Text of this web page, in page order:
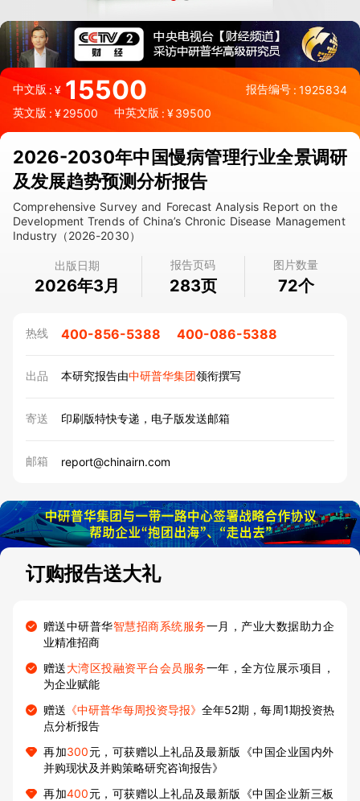
中文版:¥ 15500 报告编号 : 1925834
英文版 : ¥29500 中英文版 : ¥39500
2026-2030年中国慢病管理行业全景调研
及发展趋势预测分析报告
Comprehensive Survey and Forecast Analysis Report on the
Development Trends of China’s Chronic Disease Management
Industry（2026-2030）
出版日期
2026年3月
报告页码
283页
图片数量
72个
热线 400-856-5388 400-086-5388
出品 本研究报告由中研普华集团领衔撰写
寄送 印刷版特快专递，电子版发送邮箱
邮箱 report@chinairn.com
订购报告送大礼
赠送中研普华智慧招商系统服务一月，产业大数据助力企
业精准招商
赠送大湾区投融资平台会员服务一年，全方位展示项目，
为企业赋能
赠送 《中研普华每周投资导报》全年52期，每周1期投资热
点分析报告
再加300元，可获赠以上礼品及最新版《中国企业国内外
并购现状及并购策略研究咨询报告》
再加400元，可获赠以上礼品及最新版《中国企业新三板